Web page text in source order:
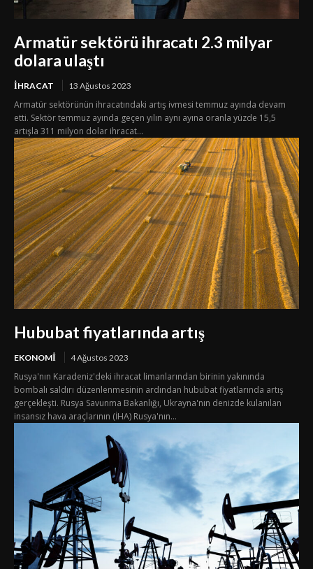
Armatür sektörü ihracatı 2.3 milyar
dolara ulaştı
İHRACAT 13 Ağustos 2023
Armatür sektörünün ihracatındaki artış ivmesi temmuz ayında devam
etti. Sektör temmuz ayında geçen yılın aynı ayına oranla yüzde 15,5
artışla 311 milyon dolar ihracat...
Hububat fiyatlarında artış
EKONOMI 4 Ağustos 2023
Rusya'nın Karadeniz'deki ihracat limanlarından birinin yakınında
bombalı saldırı düzenlenmesinin ardından hububat fiyatlarında artış
gerçekleşti. Rusya Savunma Bakanlığı, Ukrayna'nın denizde kulanılan
insansız hava araçlarının (İHA) Rusya'nın...